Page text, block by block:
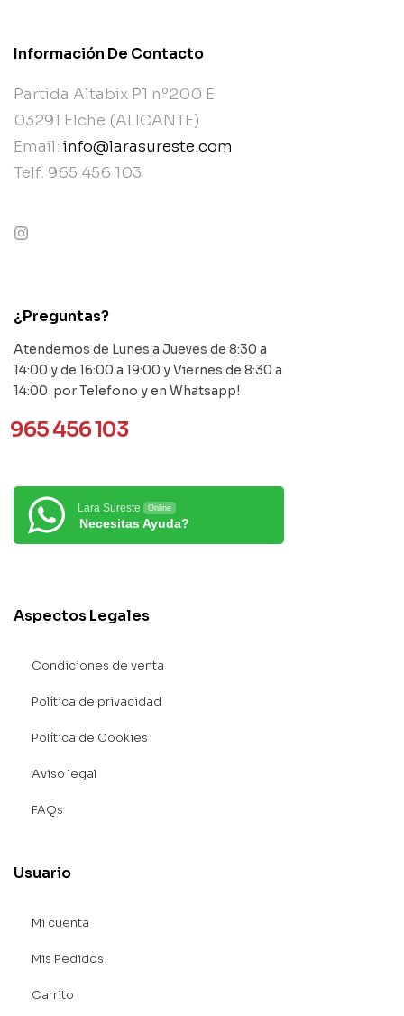
Información De Contacto
Partida Altabix P1 nº200 E
03291 Elche (ALICANTE)
Email: info@larasureste.com
Telf: 965 456 103
¿Preguntas?
Atendemos de Lunes a Jueves de 8:30 a
14:00 y de 16:00 a 19:00 y Viernes de 8:30 a
14:00 por Telefono y en Whatsapp!
965 456 103
Lara Sureste Online
Necesitas Ayuda?
Aspectos Legales
Condiciones de venta
Política de privacidad
Política de Cookies
Aviso legal
FAQs
Usuario
Mi cuenta
Mis Pedidos
Carrito